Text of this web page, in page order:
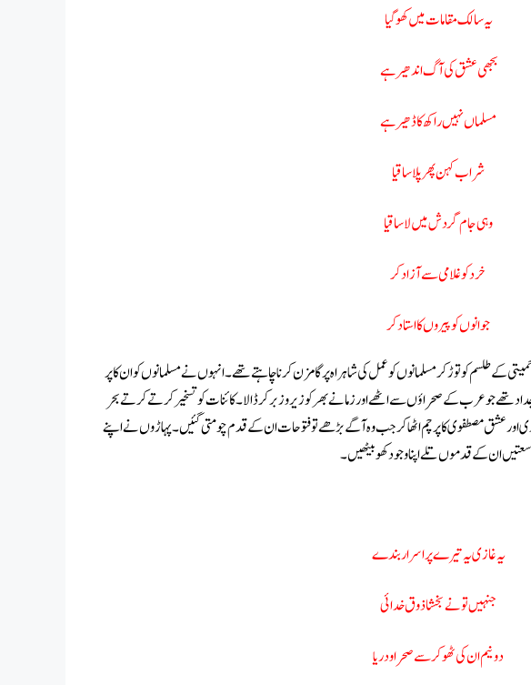
یہ سالک مقامات میں کھو گیا
بجھی عشق کی آگ اندھیر ہے
مسلماں نہیں راکھ کا ڈھیر ہے
شراب کہن پھر پلا ساقیا
وہی جام گردش میں لا ساقیا
خرد کو غلامی سے آزاد کر
جوانوں کو پیروں کا استاد کر
کے طلسم کو توڑ کر مسلمانوں کو عمل کی شاہراہ پر گامزن کرنا چاہتے تھے۔ انہوں نے مسلمانوں کو ان کا پر
تھے جو عرب کے صحراؤں سے اٹھے اور زمانے بھر کو زیر وزبرکر ڈالا۔ کائنات کو تسخیر کرتے کرتے بحر
اور عشق مصطفوی کا پرچم اٹھا کر جب وہ آگے بڑھے تو فتوحات ان کے قدم چومتی گئیں۔ پہاڑوں نے اپنے
ان کے قدموں تلے اپنا وجود کھو بیٹھیں۔
یہ غازی یہ تیرے پر اسرار بندے
جنہیں تو نے بخشا ذوق خدائی
دو نیم ان کی ٹھوکر سے صحرا و دریا